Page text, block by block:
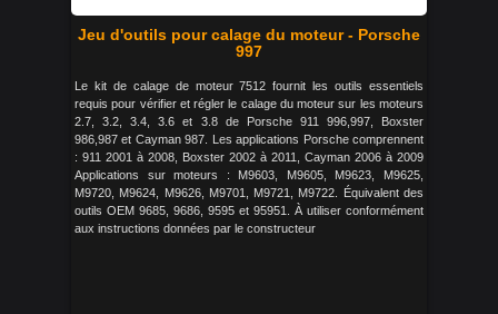
Jeu d'outils pour calage du moteur - Porsche
997
Le kit de calage de moteur 7512 fournit les outils essentiels
requis pour vérifier et régler le calage du moteur sur les moteurs
2.7, 3.2, 3.4, 3.6 et 3.8 de Porsche 911 996,997, Boxster
986,987 et Cayman 987. Les applications Porsche comprennent
: 911 2001 à 2008, Boxster 2002 à 2011, Cayman 2006 à 2009
Applications sur moteurs : M9603, M9605, M9623, M9625,
M9720, M9624, M9626, M9701, M9721, M9722. Équivalent des
outils OEM 9685, 9686, 9595 et 95951. À utiliser conformément
aux instructions données par le constructeur